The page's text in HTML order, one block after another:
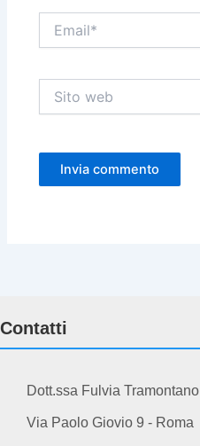
web
Contatti
Dott.ssa Fulvia Tramontano
Via Paolo Giovio 9 - Roma